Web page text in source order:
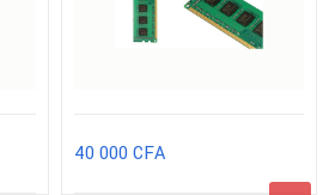
40 000 CFA